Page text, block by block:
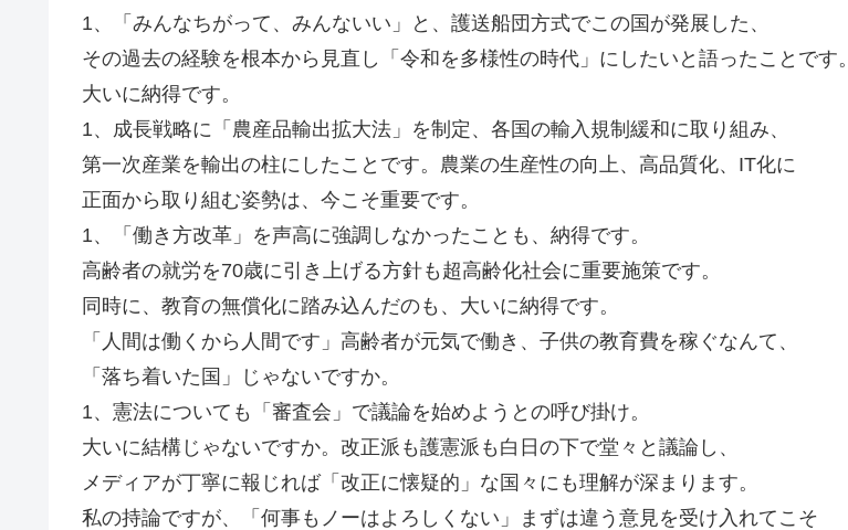
1、「みんなちがって、みんないい」と、護送船団方式でこの国が発展した、
その過去の経験を根本から見直し「令和を多様性の時代」にしたいと語ったことです。
大いに納得です。
1、成長戦略に「農産品輸出拡大法」を制定、各国の輸入規制緩和に取り組み、
第一次産業を輸出の柱にしたことです。農業の生産性の向上、高品質化、IT化に
正面から取り組む姿勢は、今こそ重要です。
1、「働き方改革」を声高に強調しなかったことも、納得です。
高齢者の就労を70歳に引き上げる方針も超高齢化社会に重要施策です。
同時に、教育の無償化に踏み込んだのも、大いに納得です。
「人間は働くから人間です」高齢者が元気で働き、子供の教育費を稼ぐなんて、
「落ち着いた国」じゃないですか。
1、憲法についても「審査会」で議論を始めようとの呼び掛け。
大いに結構じゃないですか。改正派も護憲派も白日の下で堂々と議論し、
メディアが丁寧に報じれば「改正に懐疑的」な国々にも理解が深まります。
私の持論ですが、「何事もノーはよろしくない」まずは違う意見を受け入れてこそ